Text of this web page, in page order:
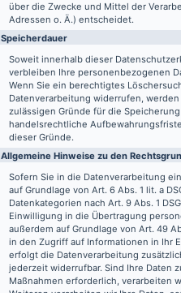
über die Zwecke und Mittel der
Adressen o. Ä.) entscheidet.
Speicherdauer
Soweit innerhalb dieser
verbleiben Ihre personenbezogenen
Wenn Sie ein berechtigtes
Datenverarbeitung widerrufen,
zulässigen Gründe für die
handelsrechtliche
dieser Gründe.
Allgemeine Hinweise zu den
Sofern Sie in die Datenverarbeitung
auf Grundlage von Art. 6 Abs. 1 lit. a
Datenkategorien nach Art. 9 Abs. 1
Einwilligung in die Übertragung
außerdem auf Grundlage von Art. 49
in den Zugriff auf Informationen in Ihr
erfolgt die Datenverarbeitung
jederzeit widerrufbar. Sind Ihre Daten
Maßnahmen erforderlich, verarbeiten